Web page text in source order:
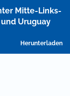
Mitte-Links-
Uruguay
Herunterladen